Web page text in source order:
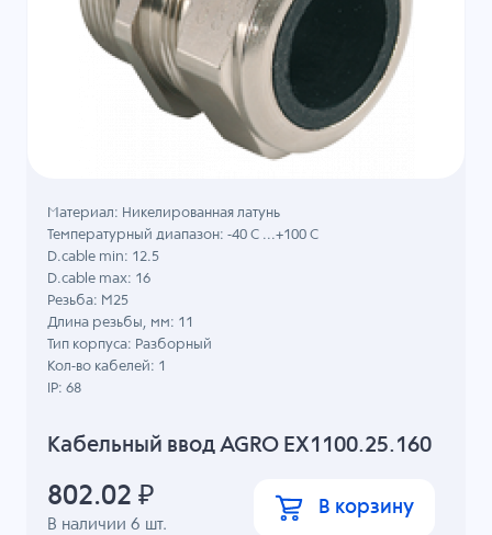
Кабельный ввод AGRO EX1100.25.160
В наличии6 шт.
Материал: Никелированная латунь
Температурный диапазон: -40 C ...+100 C
D.cable min: 12.5
D.cable max: 16
Резьба: M25
Длина резьбы, мм: 11
Тип корпуса: Разборный
Кол-во кабелей: 1
IP: 68
802.02 ₽ В корзину